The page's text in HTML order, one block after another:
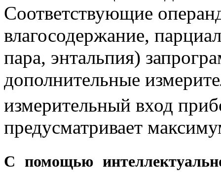
Соответствующие
влагосодержание,
пара, энтальпия)
дополнительные
измерительный вход
предусматривает
С помощью